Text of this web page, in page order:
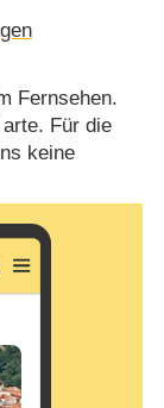
Fernsehen.
Für die
keine